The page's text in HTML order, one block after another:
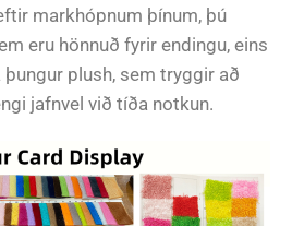
markhópnum þínum, þú
eru hönnuð fyrir endingu, eins
plush, sem tryggir að
jafnvel við tíða notkun.